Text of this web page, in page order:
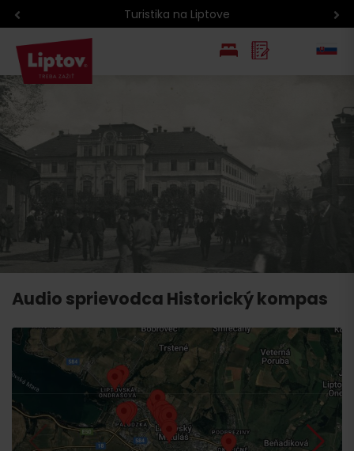
Turistika na Liptove
PL
Audio sprievodca Historický kompas